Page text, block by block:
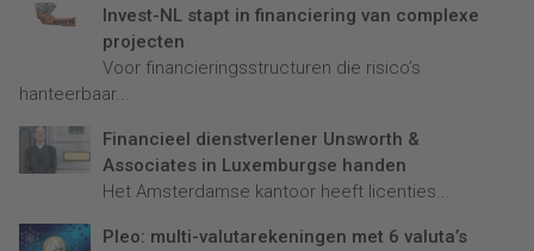
Invest-NL stapt in financiering van complexe
projecten
Voor financieringsstructuren die risico’s
hanteerbaar...
Financieel dienstverlener Unsworth &
Associates in Luxemburgse handen
Het Amsterdamse kantoor heeft licenties...
Pleo: multi-valutarekeningen met 6 valuta’s